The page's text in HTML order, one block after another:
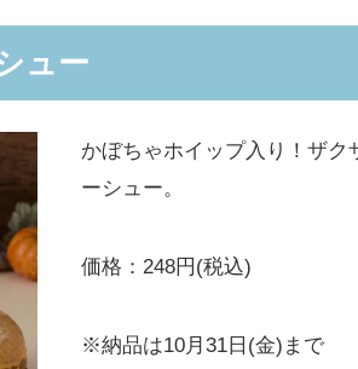
ュー
かぼちゃホイップ入り！ザク
ーシュー。
価格：248円(税込)
※納品は10月31日(金)まで